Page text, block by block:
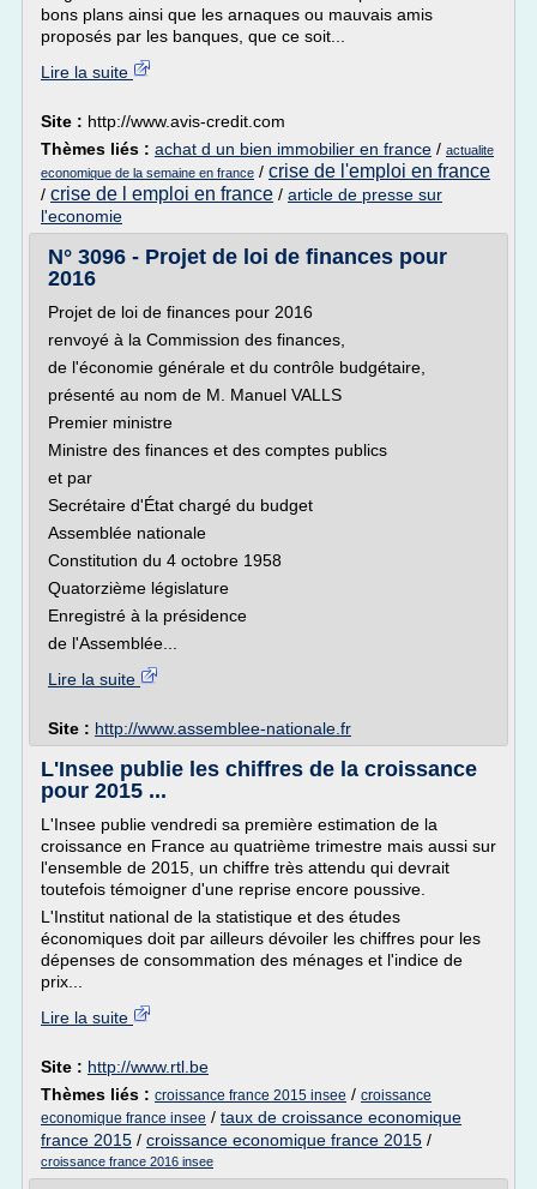
bons plans ainsi que les arnaques ou mauvais amis
proposés par les banques, que ce soit...
Lire la suite
Site : http://www.avis-credit.com
Thèmes liés : achat d un bien immobilier en france / actualite
economique de la semaine en france / crise de l'emploi en france
/ crise de l emploi en france / article de presse sur
l'economie
N° 3096 - Projet de loi de finances pour
2016
Projet de loi de finances pour 2016
renvoyé à la Commission des finances,
de l'économie générale et du contrôle budgétaire,
présenté au nom de M. Manuel VALLS
Premier ministre
Ministre des finances et des comptes publics
et par
Secrétaire d'État chargé du budget
Assemblée nationale
Constitution du 4 octobre 1958
Quatorzième législature
Enregistré à la présidence
de l'Assemblée...
Lire la suite
Site : http://www.assemblee-nationale.fr
L'Insee publie les chiffres de la croissance
pour 2015 ...
L'Insee publie vendredi sa première estimation de la
croissance en France au quatrième trimestre mais aussi sur
l'ensemble de 2015, un chiffre très attendu qui devrait
toutefois témoigner d'une reprise encore poussive.
L'Institut national de la statistique et des études
économiques doit par ailleurs dévoiler les chiffres pour les
dépenses de consommation des ménages et l'indice de
prix...
Lire la suite
Site : http://www.rtl.be
Thèmes liés : croissance france 2015 insee / croissance
economique france insee / taux de croissance economique
france 2015 / croissance economique france 2015 /
croissance france 2016 insee